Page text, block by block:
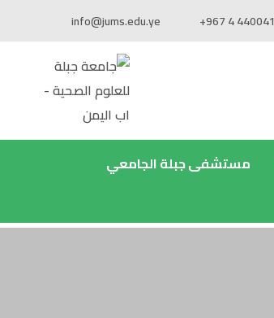
info@jums.edu.ye +967 4 440041
مستشفى جبلة الجامعي